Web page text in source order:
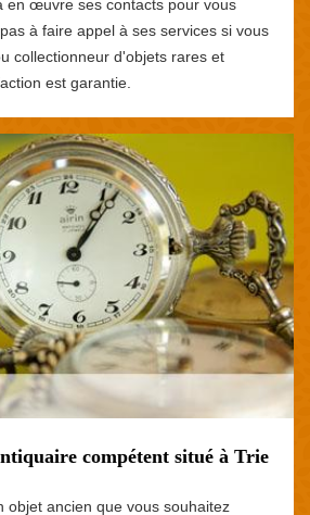
en œuvre ses contacts pour vous
à faire appel à ses services si vous
collectionneur d'objets rares et
est garantie.
compétent situé à Trie
objet ancien que vous souhaitez